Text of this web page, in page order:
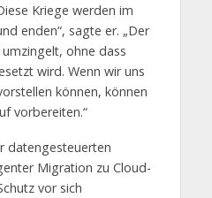
Kriege werden im
enden“, sagte er. „Der
ohne dass
wird. Wenn wir uns
können, können
vorbereiten.“
datengesteuerten
Migration zu Cloud-
vor sich